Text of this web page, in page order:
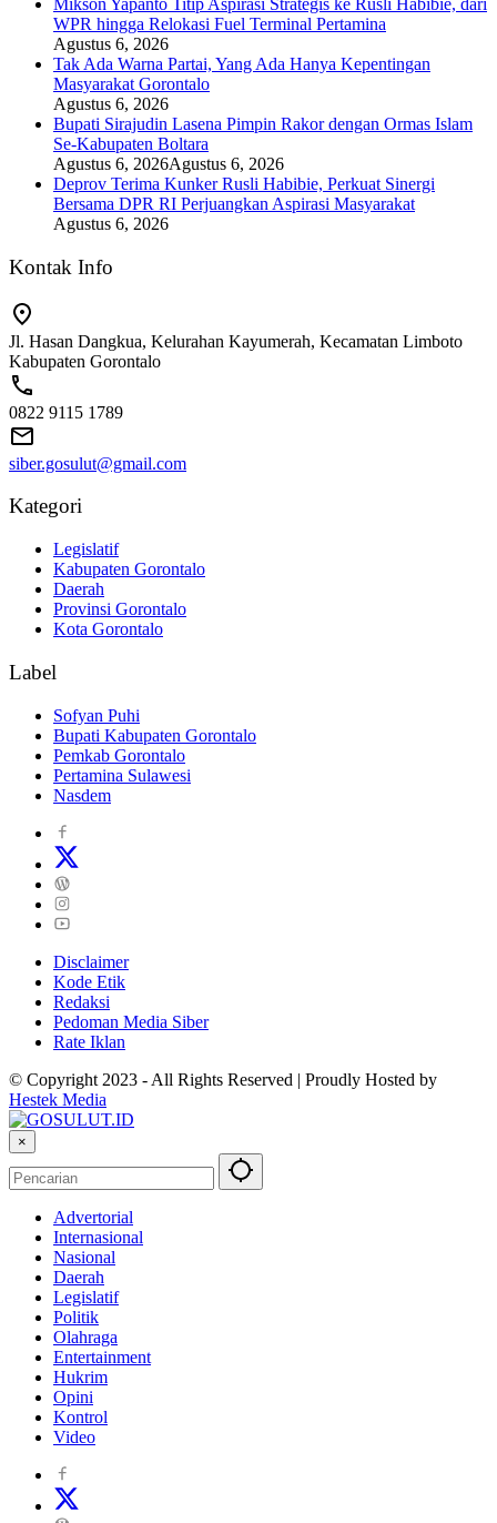
Mikson Yapanto Titip Aspirasi Strategis ke Rusli Habibie, dari
WPR hingga Relokasi Fuel Terminal Pertamina
Agustus 6, 2026
Tak Ada Warna Partai, Yang Ada Hanya Kepentingan
Masyarakat Gorontalo
Agustus 6, 2026
Bupati Sirajudin Lasena Pimpin Rakor dengan Ormas Islam
Se-Kabupaten Boltara
Agustus 6, 2026Agustus 6, 2026
Deprov Terima Kunker Rusli Habibie, Perkuat Sinergi
Bersama DPR RI Perjuangkan Aspirasi Masyarakat
Agustus 6, 2026
Kontak Info
Jl. Hasan Dangkua, Kelurahan Kayumerah, Kecamatan Limboto
Kabupaten Gorontalo
0822 9115 1789
siber.gosulut@gmail.com
Kategori
Legislatif
Kabupaten Gorontalo
Daerah
Provinsi Gorontalo
Kota Gorontalo
Label
Sofyan Puhi
Bupati Kabupaten Gorontalo
Pemkab Gorontalo
Pertamina Sulawesi
Nasdem
Disclaimer
Kode Etik
Redaksi
Pedoman Media Siber
Rate Iklan
© Copyright 2023 - All Rights Reserved | Proudly Hosted by
Hestek Media
×
Advertorial
Internasional
Nasional
Daerah
Legislatif
Politik
Olahraga
Entertainment
Hukrim
Opini
Kontrol
Video